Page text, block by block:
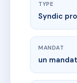
TYPE
Syndic
MANDAT
un